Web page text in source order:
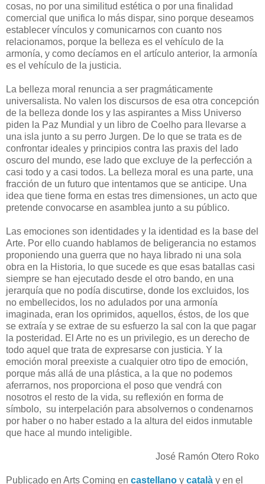
cosas, no por una similitud estética o por una finalidad
comercial que unifica lo más dispar, sino porque deseamos
establecer vínculos y comunicarnos con cuanto nos
relacionamos, porque la belleza es el vehículo de la
armonía, y como decíamos en el artículo anterior, la armonía
es el vehículo de la justicia.
La belleza moral renuncia a ser pragmáticamente
universalista. No valen los discursos de esa otra concepción
de la belleza donde los y las aspirantes a Miss Universo
piden la Paz Mundial y un libro de Coelho para llevarse a
una isla junto a su perro Jurgen. De lo que se trata es de
confrontar ideales y principios contra las praxis del lado
oscuro del mundo, ese lado que excluye de la perfección a
casi todo y a casi todos. La belleza moral es una parte, una
fracción de un futuro que intentamos que se anticipe. Una
idea que tiene forma en estas tres dimensiones, un acto que
pretende convocarse en asamblea junto a su público.
Las emociones son identidades y la identidad es la base del
Arte. Por ello cuando hablamos de beligerancia no estamos
proponiendo una guerra que no haya librado ni una sola
obra en la Historia, lo que sucede es que esas batallas casi
siempre se han ejecutado desde el otro bando, en una
jerarquía que no podía discutirse, donde los excluidos, los
no embellecidos, los no adulados por una armonía
imaginada, eran los oprimidos, aquellos, éstos, de los que
se extraía y se extrae de su esfuerzo la sal con la que pagar
la posteridad. El Arte no es un privilegio, es un derecho de
todo aquel que trata de expresarse con justicia. Y la
emoción moral preexiste a cualquier otro tipo de emoción,
porque más allá de una plástica, a la que no podemos
aferrarnos, nos proporciona el poso que vendrá con
nosotros el resto de la vida, su reflexión en forma de
símbolo, su interpelación para absolvernos o condenarnos
por haber o no haber estado a la altura del eidos inmutable
que hace al mundo inteligible.
José Ramón Otero Roko
Publicado en Arts Coming en castellano y català y en el